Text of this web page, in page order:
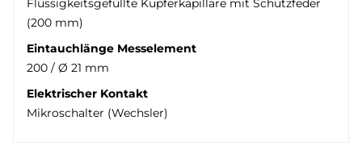
Flüssigkeitsgefüllte Kupferkapillare mit Schutzfeder
(200 mm)
Eintauchlänge Messelement
200 / Ø 21 mm
Elektrischer Kontakt
Mikroschalter (Wechsler)